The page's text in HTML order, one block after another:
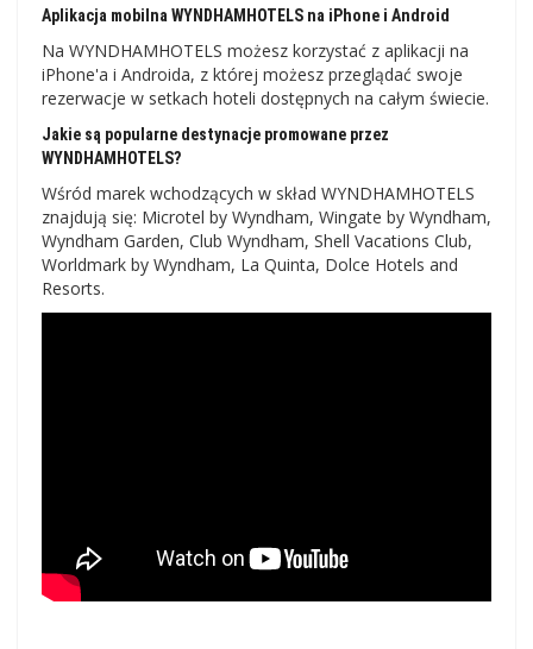
Aplikacja mobilna WYNDHAMHOTELS na iPhone i Android
Na WYNDHAMHOTELS możesz korzystać z aplikacji na
iPhone'a i Androida, z której możesz przeglądać swoje
rezerwacje w setkach hoteli dostępnych na całym świecie.
Jakie są popularne destynacje promowane przez
WYNDHAMHOTELS?
Wśród marek wchodzących w skład WYNDHAMHOTELS
znajdują się: Microtel by Wyndham, Wingate by Wyndham,
Wyndham Garden, Club Wyndham, Shell Vacations Club,
Worldmark by Wyndham, La Quinta, Dolce Hotels and
Resorts.